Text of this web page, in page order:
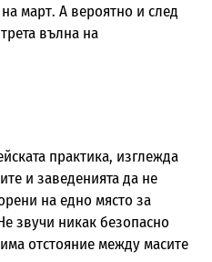
март. А вероятно и след
вълна на
практика, изглежда
и заведенията да не
на едно място за
звучи никак безопасно
отстояние между масите